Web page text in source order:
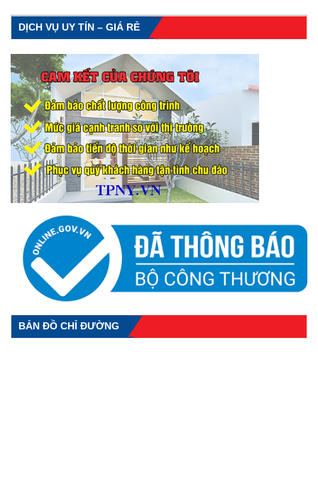
DỊCH VỤ UY TÍN – GIÁ RẺ
BẢN ĐỒ CHỈ ĐƯỜNG